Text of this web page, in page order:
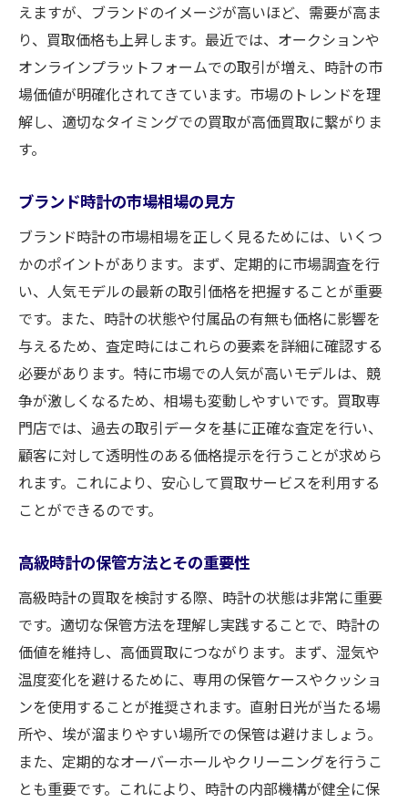
えますが、ブランドのイメージが高いほど、需要が高ま
り、買取価格も上昇します。最近では、オークションや
オンラインプラットフォームでの取引が増え、時計の市
場価値が明確化されてきています。市場のトレンドを理
解し、適切なタイミングでの買取が高価買取に繋がりま
す。
ブランド時計の市場相場の見方
ブランド時計の市場相場を正しく見るためには、いくつ
かのポイントがあります。まず、定期的に市場調査を行
い、人気モデルの最新の取引価格を把握することが重要
です。また、時計の状態や付属品の有無も価格に影響を
与えるため、査定時にはこれらの要素を詳細に確認する
必要があります。特に市場での人気が高いモデルは、競
争が激しくなるため、相場も変動しやすいです。買取専
門店では、過去の取引データを基に正確な査定を行い、
顧客に対して透明性のある価格提示を行うことが求めら
れます。これにより、安心して買取サービスを利用する
ことができるのです。
高級時計の保管方法とその重要性
高級時計の買取を検討する際、時計の状態は非常に重要
です。適切な保管方法を理解し実践することで、時計の
価値を維持し、高価買取につながります。まず、湿気や
温度変化を避けるために、専用の保管ケースやクッショ
ンを使用することが推奨されます。直射日光が当たる場
所や、埃が溜まりやすい場所での保管は避けましょう。
また、定期的なオーバーホールやクリーニングを行うこ
とも重要です。これにより、時計の内部機構が健全に保